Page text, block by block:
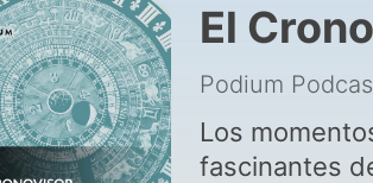
El
Podium
Los
fascinantes